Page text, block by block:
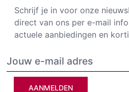
Schrijf je in voor onze
direct van ons per e-mail
actuele aanbiedingen en
AANMELDEN